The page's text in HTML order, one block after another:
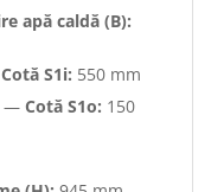
apă caldă (B):
Cotă S1i: 550 mm
— Cotă S1o: 150